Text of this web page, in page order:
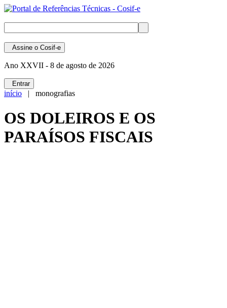
Assine o Cosif-e
Ano XXVII - 8 de agosto de 2026
Entrar
início | monografias
OS DOLEIROS E OS
PARAÍSOS FISCAIS